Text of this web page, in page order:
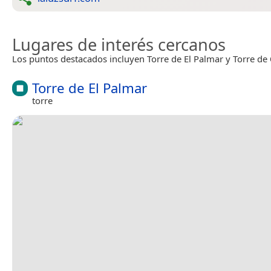
Lugares de interés cercanos
Los puntos destacados incluyen Torre de El Palmar y Torre de
Torre de El Palmar
torre